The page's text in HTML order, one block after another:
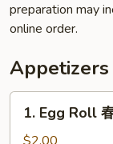
preparation may
online order.
Appetizers
Egg
Roll
1. Egg Roll